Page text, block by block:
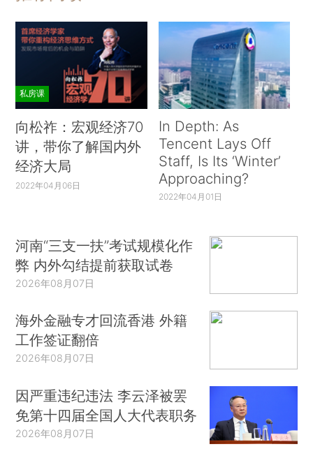
私房课
向松祚：宏观经济70
讲，带你了解国内外
经济大局
2022年04月06日
In Depth: As
Tencent Lays Off
Staff, Is Its ‘Winter’
Approaching?
2022年04月01日
河南“三支一扶”考试规模化作
弊 内外勾结提前获取试卷
2026年08月07日
海外金融专才回流香港 外籍
工作签证翻倍
2026年08月07日
因严重违纪违法 李云泽被罢
免第十四届全国人大代表职务
2026年08月07日